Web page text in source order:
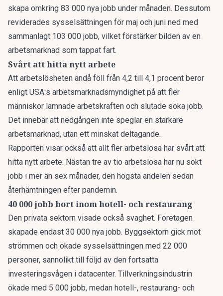
skapa omkring 83 000 nya jobb under månaden. Dessutom
reviderades sysselsättningen för maj och juni ned med
sammanlagt 103 000 jobb, vilket förstärker bilden av en
arbetsmarknad som tappat fart.
Svårt att hitta nytt arbete
Att arbetslösheten ändå föll från 4,2 till 4,1 procent beror
enligt USA:s arbetsmarknadsmyndighet på att fler
människor lämnade arbetskraften och slutade söka jobb.
Det innebär att nedgången inte speglar en starkare
arbetsmarknad, utan ett minskat deltagande.
Rapporten visar också att allt fler arbetslösa har svårt att
hitta nytt arbete. Nästan tre av tio arbetslösa har nu sökt
jobb i mer än sex månader, den högsta andelen sedan
återhämtningen efter pandemin.
40 000 jobb bort inom hotell- och restaurang
Den privata sektorn visade också svaghet. Företagen
skapade endast 30 000 nya jobb. Byggsektorn gick mot
strömmen och ökade sysselsättningen med 22 000
personer, sannolikt till följd av den fortsatta
investeringsvågen i datacenter. Tillverkningsindustrin
ökade med 5 000 jobb, medan hotell-, restaurang- och